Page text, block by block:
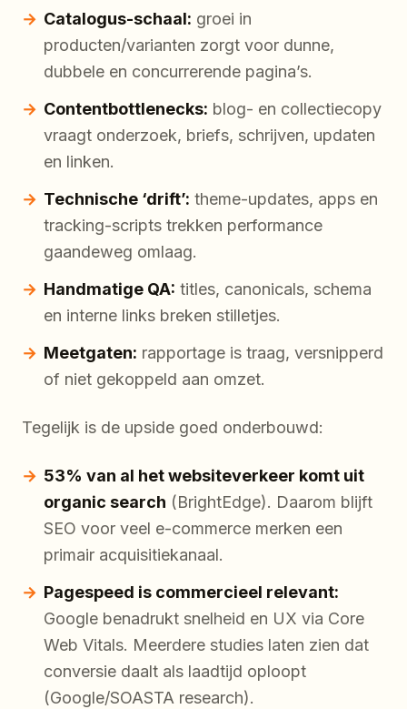
Catalogus-schaal: groei in
producten/varianten zorgt voor dunne,
dubbele en concurrerende pagina’s.
Contentbottlenecks: blog- en collectiecopy
vraagt onderzoek, briefs, schrijven, updaten
en linken.
Technische ‘drift’: theme-updates, apps en
tracking-scripts trekken performance
gaandeweg omlaag.
Handmatige QA: titles, canonicals, schema
en interne links breken stilletjes.
Meetgaten: rapportage is traag, versnipperd
of niet gekoppeld aan omzet.
Tegelijk is de upside goed onderbouwd:
53% van al het websiteverkeer komt uit
organic search (BrightEdge). Daarom blijft
SEO voor veel e-commerce merken een
primair acquisitiekanaal.
Pagespeed is commercieel relevant:
Google benadrukt snelheid en UX via Core
Web Vitals. Meerdere studies laten zien dat
conversie daalt als laadtijd oploopt
(Google/SOASTA research).